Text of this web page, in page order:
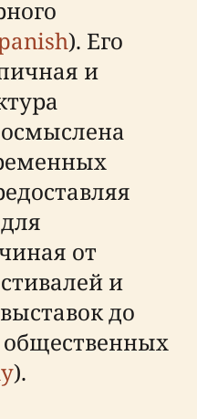
). Его
и
от
и
до
общественных
).